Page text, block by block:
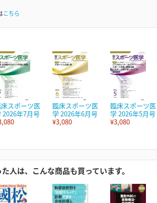
こちら
スポーツ医
2026年7月号
臨床スポーツ医
学 2026年6月号
¥3,080
臨床スポーツ医
学 2026年5月号
¥3,080
人は、こんな商品も買っています。